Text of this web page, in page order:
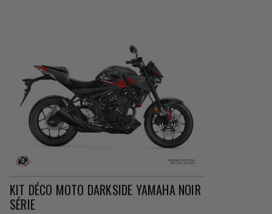
KIT DÉCO MOTO DARKSIDE YAMAHA NOIR
SÉRIE